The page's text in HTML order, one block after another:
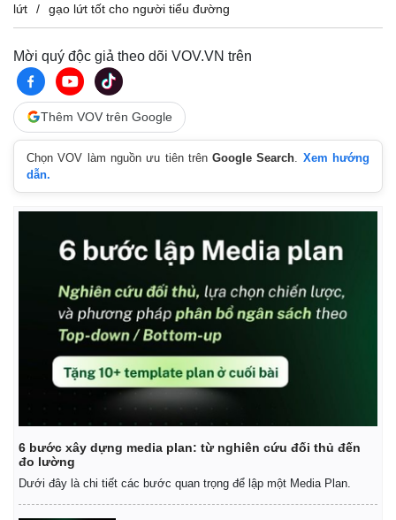
Bất động sản
Khởi nghiệp
Giá vàng
lứt
gạo lứt tốt cho người tiểu đường
Mời quý độc giả theo dõi VOV.VN trên
Thêm VOV trên Google
Chọn VOV làm nguồn ưu tiên trênGoogle Search
Xem hướng
dẫn.
6 bước xây dựng media plan: từ nghiên cứu đối thủ đến
đo lường
Dưới đây là chi tiết các bước quan trọng để lập một Media Plan.